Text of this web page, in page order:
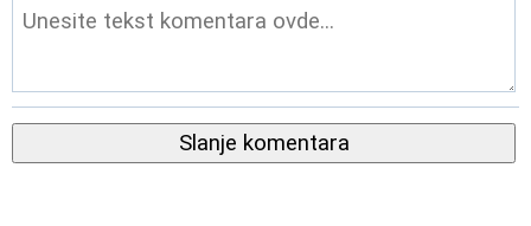
Slanje komentara